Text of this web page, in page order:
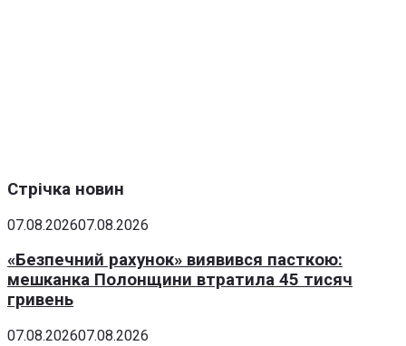
Стрічка новин
07.08.202607.08.2026
«Безпечний рахунок» виявився пасткою:
мешканка Полонщини втратила 45 тисяч
гривень
07.08.202607.08.2026